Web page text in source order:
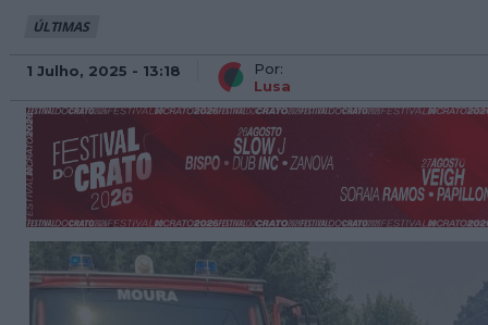
ÚLTIMAS
1 Julho, 2025 - 13:18
Por:
Lusa